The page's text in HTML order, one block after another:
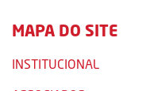
MAPA DO SITE
INSTITUCIONAL